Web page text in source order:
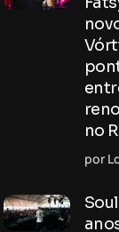
no
por